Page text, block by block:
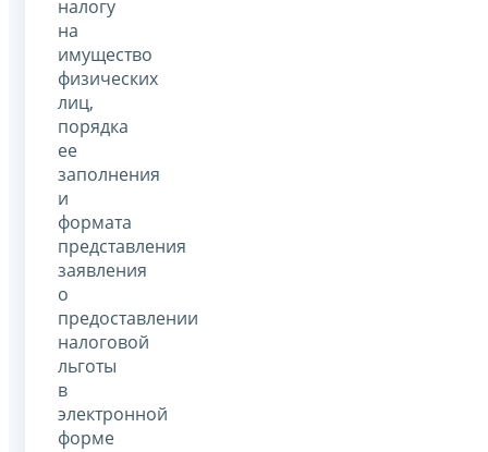
налогу
на
имущество
физических
лиц,
порядка
ее
заполнения
и
формата
представления
заявления
о
предоставлении
налоговой
льготы
в
электронной
форме